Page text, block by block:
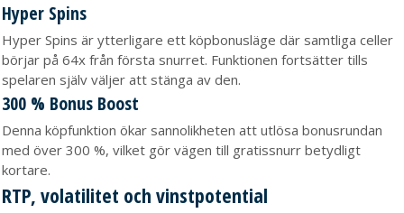
Hyper Spins
Hyper Spins är ytterligare ett köpbonusläge där samtliga celler
börjar på 64x från första snurret. Funktionen fortsätter tills
spelaren själv väljer att stänga av den.
300 % Bonus Boost
Denna köpfunktion ökar sannolikheten att utlösa bonusrundan
med över 300 %, vilket gör vägen till gratissnurr betydligt
kortare.
RTP, volatilitet och vinstpotential